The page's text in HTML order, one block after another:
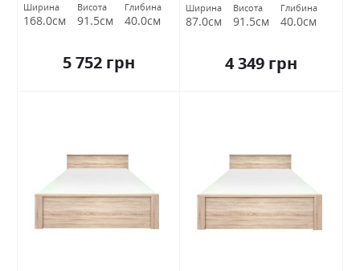
Ширина
168.0см
Висота
91.5см
Глибина
40.0см
5 752 грн
Ширина
87.0см
Висота
91.5см
Глибина
40.0см
4 349 грн